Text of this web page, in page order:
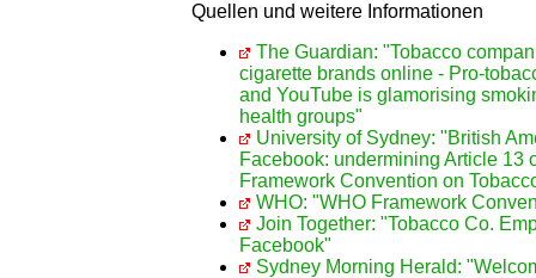
Quellen und weitere Informationen
The Guardian: "Tobacco
cigarette brands online - Pro-
and YouTube is glamorising
health groups"
University of Sydney: "British
Facebook: undermining Article 13
Framework Convention on
WHO: "WHO Framework
Join Together: "Tobacco Co.
Facebook"
Sydney Morning Herald: